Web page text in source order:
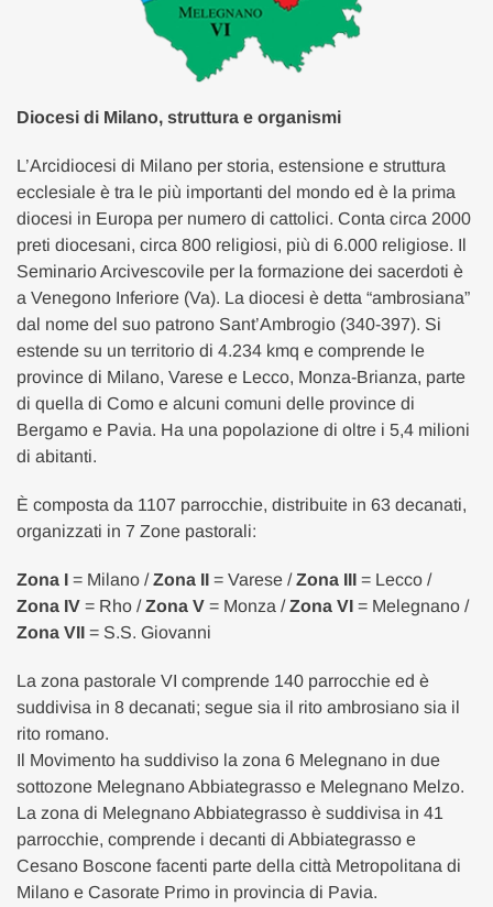
Diocesi di Milano, struttura e organismi
L’Arcidiocesi di Milano per storia, estensione e struttura
ecclesiale è tra le più importanti del mondo ed è la prima
diocesi in Europa per numero di cattolici. Conta circa 2000
preti diocesani, circa 800 religiosi, più di 6.000 religiose. Il
Seminario Arcivescovile per la formazione dei sacerdoti è
a Venegono Inferiore (Va). La diocesi è detta “ambrosiana”
dal nome del suo patrono Sant’Ambrogio (340-397). Si
estende su un territorio di 4.234 kmq e comprende le
province di Milano, Varese e Lecco, Monza-Brianza, parte
di quella di Como e alcuni comuni delle province di
Bergamo e Pavia. Ha una popolazione di oltre i 5,4 milioni
di abitanti.
È composta da 1107 parrocchie, distribuite in 63 decanati,
organizzati in 7 Zone pastorali:
Zona I = Milano /Zona II = Varese /Zona III = Lecco /
Zona IV = Rho /Zona V = Monza /Zona VI = Melegnano /
Zona VII = S.S. Giovanni
La zona pastorale VI comprende 140 parrocchie ed è
suddivisa in 8 decanati; segue sia il rito ambrosiano sia il
rito romano.
Il Movimento ha suddiviso la zona 6 Melegnano in due
sottozone Melegnano Abbiategrasso e Melegnano Melzo.
La zona di Melegnano Abbiategrasso è suddivisa in 41
parrocchie, comprende i decanti di Abbiategrasso e
Cesano Boscone facenti parte della città Metropolitana di
Milano e Casorate Primo in provincia di Pavia.